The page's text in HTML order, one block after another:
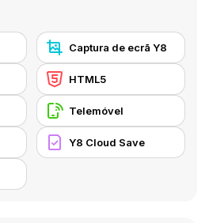
Captura de ecrã Y8
HTML5
Telemóvel
Y8 Cloud Save